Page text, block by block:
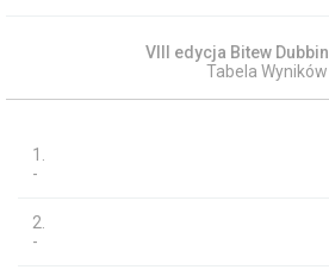
VIII edycja Bitew
Tabela Wyników
1.
-
2.
-